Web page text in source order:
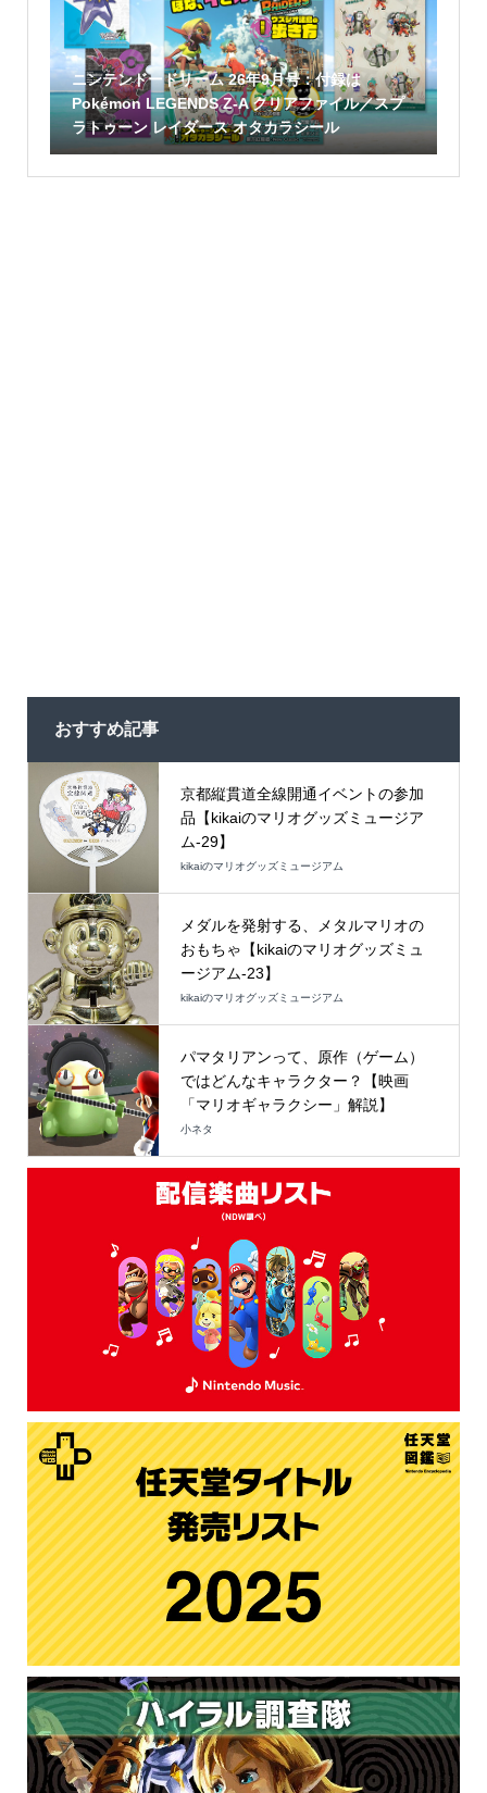
ニンテンドードリーム 26年9月号：付録は
Pokémon LEGENDS Z-A クリアファイル／スプ
ラトゥーン レイダース オタカラシール
おすすめ記事
京都縦貫道全線開通イベントの参加
品【kikaiのマリオグッズミュージア
ム-29】
kikaiのマリオグッズミュージアム
メダルを発射する、メタルマリオの
おもちゃ【kikaiのマリオグッズミュ
ージアム-23】
kikaiのマリオグッズミュージアム
パマタリアンって、原作（ゲーム）
ではどんなキャラクター？【映画
「マリオギャラクシー」解説】
小ネタ